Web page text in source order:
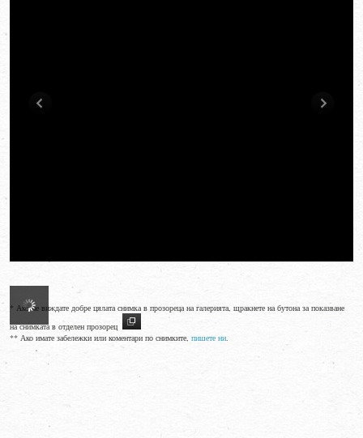
* Ако не виждате добре цялата снимка в прозореца на галерията, щракнете на бутона за показване
на снимката в отделен прозорец
** Ако имате забележки или коментари по снимките, пишете ни.